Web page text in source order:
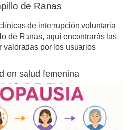
de Ranas
de interrupción voluntaria
de Ranas, aquí encontrarás las
valoradas por los usuarios
en salud femenina